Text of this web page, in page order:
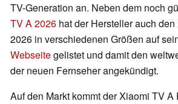
TV-Generation an. Neben dem noch
TV A 2026 hat der Hersteller auch
2026 in verschiedenen Größen auf
Webseitegelistet und damit den
der neuen Fernseher angekündigt.
Auf den Markt kommt der Xiaomi TV A